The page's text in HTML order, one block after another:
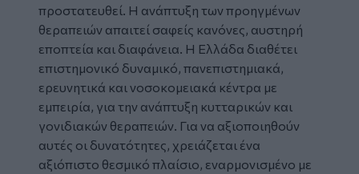
προστατευθεί. Η ανάπτυξη των προηγμένων
θεραπειών απαιτεί σαφείς κανόνες, αυστηρή
εποπτεία και διαφάνεια. Η Ελλάδα διαθέτει
επιστημονικό δυναμικό, πανεπιστημιακά,
ερευνητικά και νοσοκομειακά κέντρα με
εμπειρία, για την ανάπτυξη κυτταρικών και
γονιδιακών θεραπειών. Για να αξιοποιηθούν
αυτές οι δυνατότητες, χρειάζεται ένα
αξιόπιστο θεσμικό πλαίσιο, εναρμονισμένο με